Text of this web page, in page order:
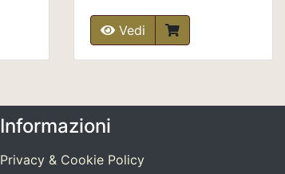
Vedi
Informazioni
Privacy & Cookie Policy